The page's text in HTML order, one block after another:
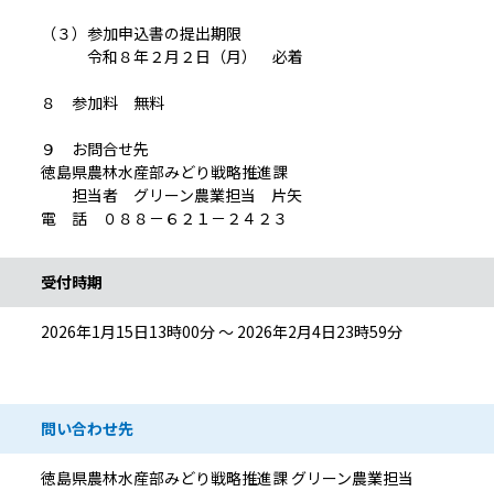
（３）参加申込書の提出期限
令和８年２月２日（月） 必着
８ 参加料 無料
９ お問合せ先
徳島県農林水産部みどり戦略推進課
担当者 グリーン農業担当 片矢
電 話 ０８８－６２１－２４２３
受付時期
2026年1月15日13時00分 ～ 2026年2月4日23時59分
問い合わせ先
徳島県農林水産部みどり戦略推進課 グリーン農業担当